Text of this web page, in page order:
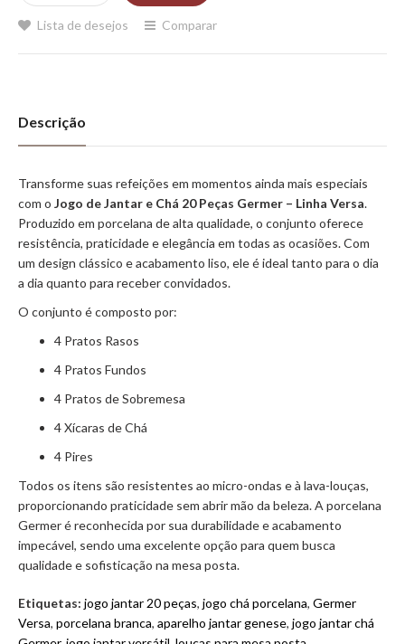
Lista de desejos Comparar
Descrição
Transforme suas refeições em momentos ainda mais especiais
com o Jogo de Jantar e Chá 20 Peças Germer – Linha Versa.
Produzido em porcelana de alta qualidade, o conjunto oferece
resistência, praticidade e elegância em todas as ocasiões. Com
um design clássico e acabamento liso, ele é ideal tanto para o dia
a dia quanto para receber convidados.
O conjunto é composto por:
4 Pratos Rasos
4 Pratos Fundos
4 Pratos de Sobremesa
4 Xícaras de Chá
4 Pires
Todos os itens são resistentes ao micro-ondas e à lava-louças,
proporcionando praticidade sem abrir mão da beleza. A porcelana
Germer é reconhecida por sua durabilidade e acabamento
impecável, sendo uma excelente opção para quem busca
qualidade e sofisticação na mesa posta.
Etiquetas: jogo jantar 20 peças, jogo chá porcelana, Germer
Versa, porcelana branca, aparelho jantar genese, jogo jantar chá